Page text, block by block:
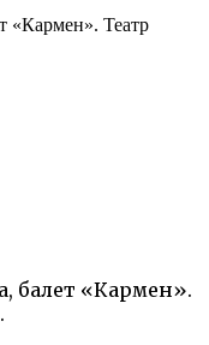
«Кармен». Театр
балет «Кармен».